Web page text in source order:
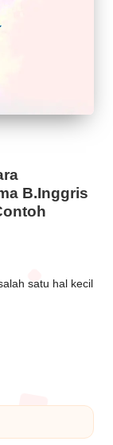
B.Inggris
satu hal kecil